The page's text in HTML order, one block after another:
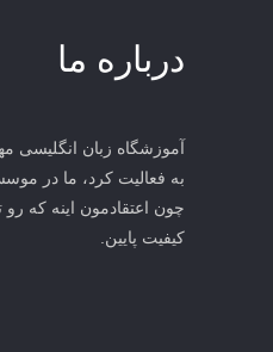
درباره ما
چون اعتقادمون اینه که رو
کیفیت پایین.